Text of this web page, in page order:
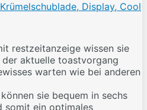
Display, Cool
restzeitanzeige wissen sie
aktuelle toastvorgang
warten wie bei anderen
sie bequem in sechs
somit ein optimales